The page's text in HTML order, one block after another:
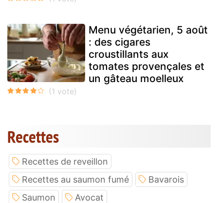
Menu végétarien, 5 août
: des cigares
croustillants aux
tomates provençales et
un gâteau moelleux
Recettes
Recettes de reveillon
Recettes au saumon fumé
Bavarois
Saumon
Avocat